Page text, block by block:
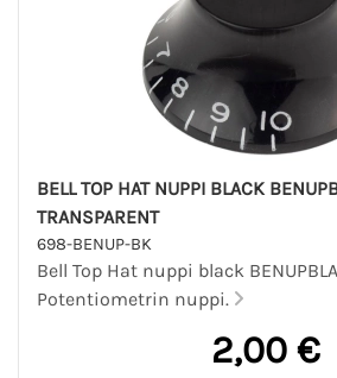
BELL TOP HAT NUPPI BLACK
TRANSPARENT
698-BENUP-BK
Bell Top Hat nuppi black
Potentiometrin nuppi.
2,00 €